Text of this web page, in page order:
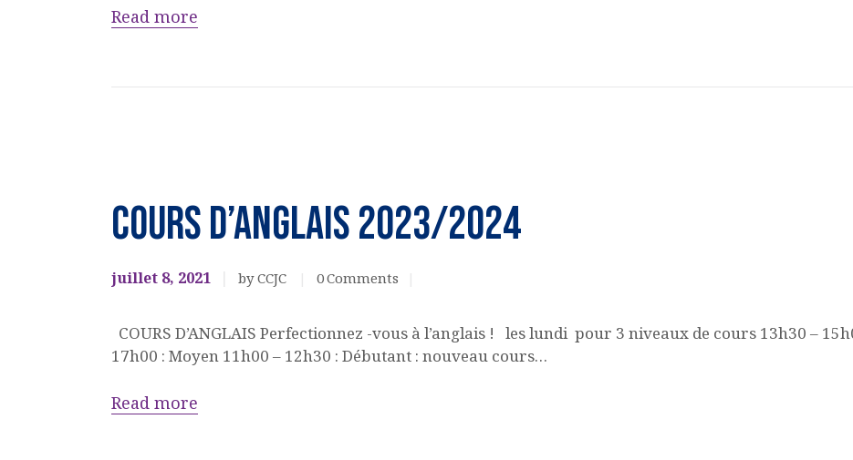
Read more
activités
OULPAN &
COURS D’ANGLAIS 2023/2024
juillet 8, 2021 by CCJC 0Comments
COURS D’ANGLAIS Perfectionnez -vous à l’anglais ! les lundi pour 3 niveaux de cours 13h30 –
17h00 : Moyen 11h00 – 12h30 : Débutant : nouveau cours…
Read more